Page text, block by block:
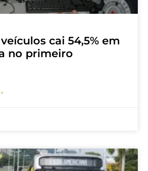
cai 54,5% em
no primeiro